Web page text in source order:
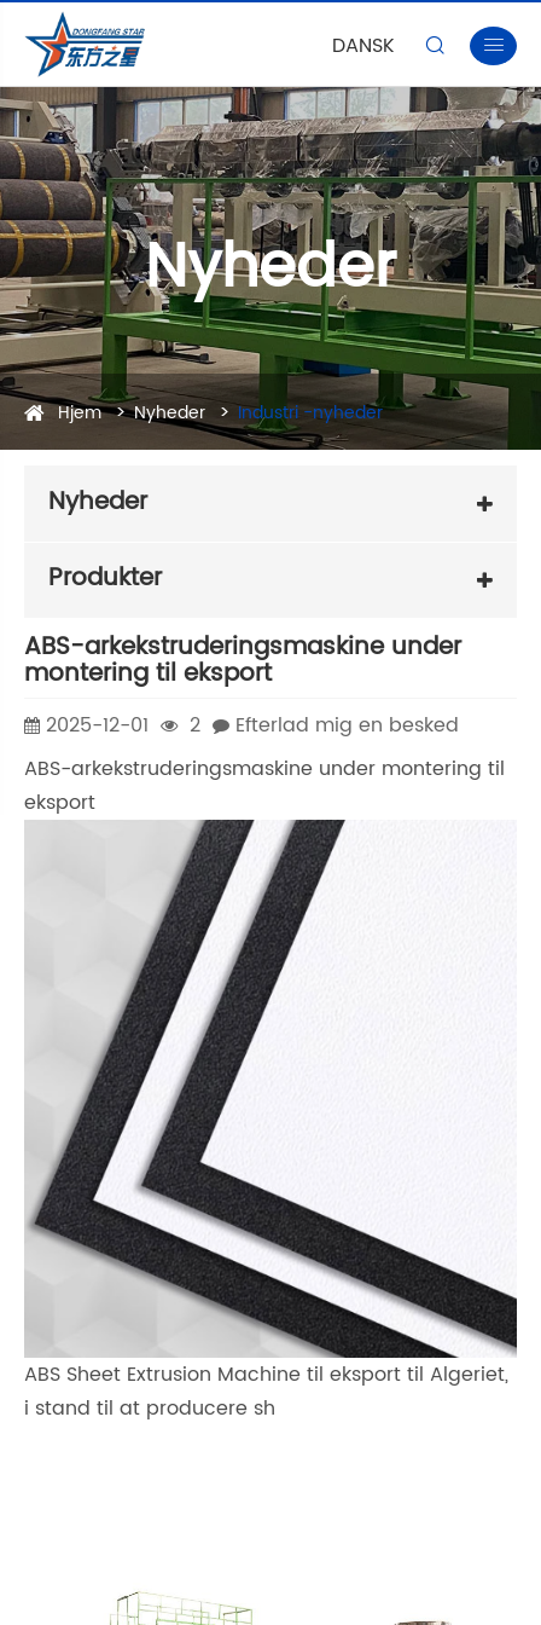
DANSK  
Nyheder
Hjem Nyheder Industri -nyheder
Nyheder
Produkter
​ABS-arkekstruderingsmaskine under
montering til eksport
2025-12-01 2
Efterlad mig en besked
ABS-arkekstruderingsmaskine under montering til
eksport
ABS Sheet Extrusion Machine til eksport til Algeriet,
i stand til at producere sh